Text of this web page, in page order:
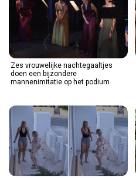
Zes vrouwelijke nachtegaaltjes
doen een bijzondere
mannenimitatie op het podium